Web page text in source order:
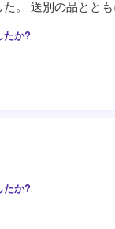
。 送別の品とと